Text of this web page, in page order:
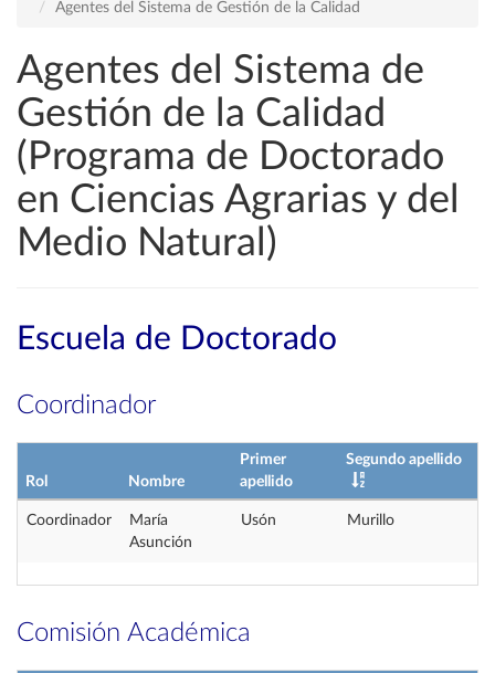
Agentes del Sistema de Gestión de la Calidad
Agentes del Sistema de
Gestión de la Calidad
(Programa de Doctorado
en Ciencias Agrarias y del
Medio Natural)
Escuela de Doctorado
Coordinador
Rol Nombre
Primer
apellido
Segundo apellido
Coordinador
María
Asunción
Usón Murillo
Comisión Académica